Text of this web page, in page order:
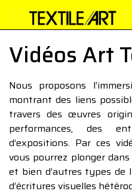
Vidéos Art
Nous proposons
montrant des liens
travers des œuvres
performances, des
d’expositions. Par ces
vous pourrez plonger
et bien d’autres types de
d’écritures visuelles